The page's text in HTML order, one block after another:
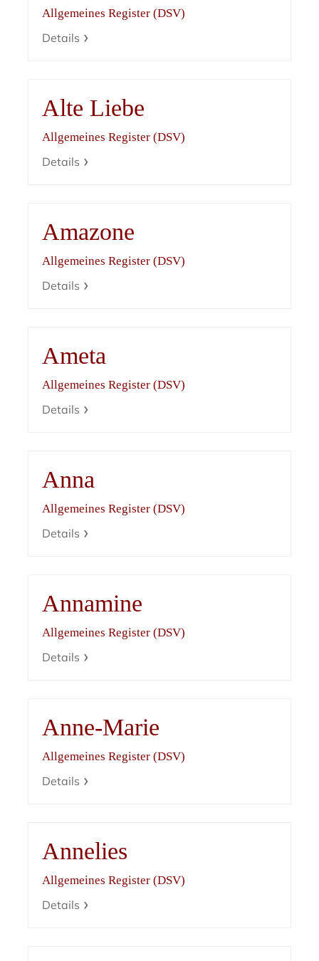
Allgemeines Register (DSV)
Details
Alte Liebe
Allgemeines Register (DSV)
Details
Amazone
Allgemeines Register (DSV)
Details
Ameta
Allgemeines Register (DSV)
Details
Anna
Allgemeines Register (DSV)
Details
Annamine
Allgemeines Register (DSV)
Details
Anne-Marie
Allgemeines Register (DSV)
Details
Annelies
Allgemeines Register (DSV)
Details